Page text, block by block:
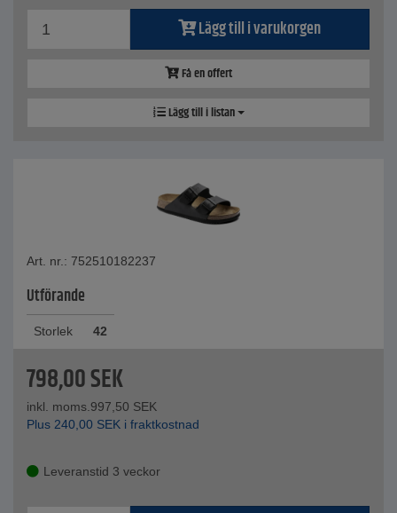
Lägg till i varukorgen
Få en offert
Lägg till i listan
Art. nr.: 752510182237
Utförande
Storlek 42
798,00SEK
inkl. moms.997,50 SEK
Plus 240,00 SEK i fraktkostnad
Leveranstid 3 veckor